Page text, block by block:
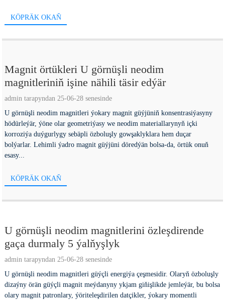
KÖPRÄK OKAŇ
Magnit örtükleri U görnüşli neodim
magnitleriniň işine nähili täsir edýär
admin tarapyndan 25-06-28 senesinde
U görnüşli neodim magnitleri ýokary magnit güýjüniň konsentrasiýasyny
hödürleýär, ýöne olar geometriýasy we neodim materiallarynyň içki
korroziýa duýgurlygy sebäpli özboluşly gowşaklyklara hem duçar
bolýarlar. Lehimli ýadro magnit güýjüni döredýän bolsa-da, örtük onuň
esasy...
KÖPRÄK OKAŇ
U görnüşli neodim magnitlerini özleşdirende
gaça durmaly 5 ýalňyşlyk
admin tarapyndan 25-06-28 senesinde
U görnüşli neodim magnitleri güýçli energiýa çeşmesidir. Olaryň özboluşly
dizaýny örän güýçli magnit meýdanyny ykjam giňişlikde jemleýär, bu bolsa
olary magnit patronlary, ýöriteleşdirilen datçikler, ýokary momentli